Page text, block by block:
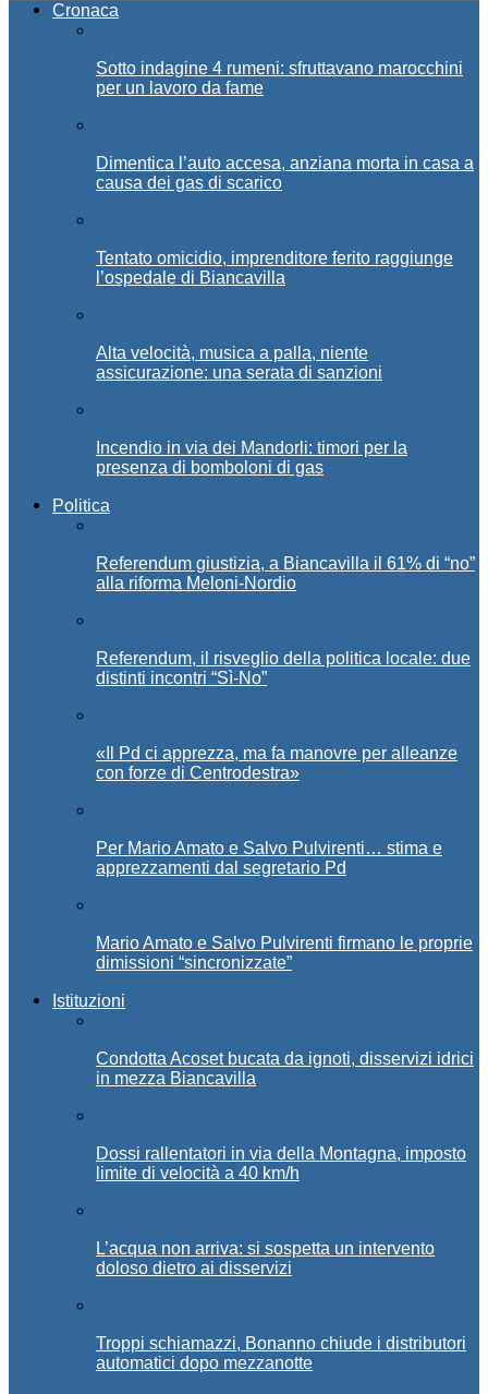
Cronaca
Sotto indagine 4 rumeni: sfruttavano marocchini
per un lavoro da fame
Dimentica l’auto accesa, anziana morta in casa a
causa dei gas di scarico
Tentato omicidio, imprenditore ferito raggiunge
l’ospedale di Biancavilla
Alta velocità, musica a palla, niente
assicurazione: una serata di sanzioni
Incendio in via dei Mandorli: timori per la
presenza di bomboloni di gas
Politica
Referendum giustizia, a Biancavilla il 61% di “no”
alla riforma Meloni-Nordio
Referendum, il risveglio della politica locale: due
distinti incontri “Sì-No”
«Il Pd ci apprezza, ma fa manovre per alleanze
con forze di Centrodestra»
Per Mario Amato e Salvo Pulvirenti… stima e
apprezzamenti dal segretario Pd
Mario Amato e Salvo Pulvirenti firmano le proprie
dimissioni “sincronizzate”
Istituzioni
Condotta Acoset bucata da ignoti, disservizi idrici
in mezza Biancavilla
Dossi rallentatori in via della Montagna, imposto
limite di velocità a 40 km/h
L’acqua non arriva: si sospetta un intervento
doloso dietro ai disservizi
Troppi schiamazzi, Bonanno chiude i distributori
automatici dopo mezzanotte